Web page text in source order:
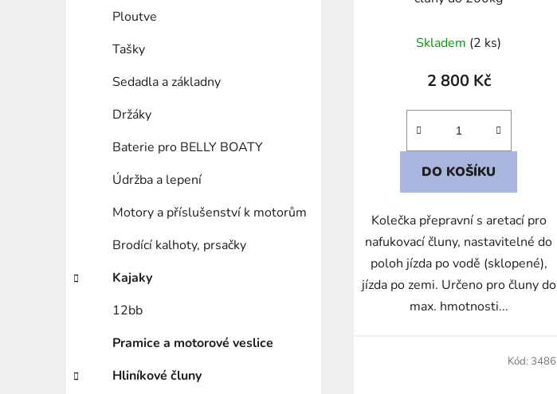
Ploutve
Tašky
Sedadla a základny
Držáky
Baterie pro BELLY BOATY
Údržba a lepení
Motory a příslušenství k motorům
Brodící kalhoty, prsačky
Kajaky
12bb
Pramice a motorové veslice
Hliníkové čluny
Skladem (2 ks)
2 800 Kč
DO KOŠÍKU
Kolečka přepravní s aretací pro
nafukovací čluny, nastavitelné do
poloh jízda po vodě (sklopené),
jízda po zemi. Určeno pro čluny do
max. hmotnosti...
Kód: 3486